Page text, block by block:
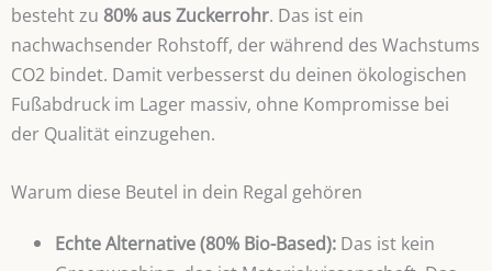
besteht zu 80% aus Zuckerrohr. Das ist ein
nachwachsender Rohstoff, der während des Wachstums
CO2 bindet. Damit verbesserst du deinen ökologischen
Fußabdruck im Lager massiv, ohne Kompromisse bei
der Qualität einzugehen.
Warum diese Beutel in dein Regal gehören
Echte Alternative (80% Bio-Based): Das ist kein